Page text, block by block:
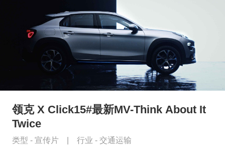
领克 X Click15#最新MV-Think About It
Twice
类型 - 宣传片 行业 - 交通运输